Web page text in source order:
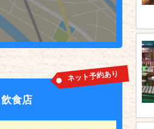
飲食店
ネット予約あり